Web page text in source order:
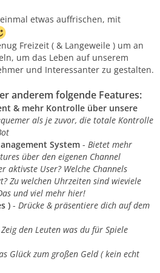
etwas auffrischen, mit
Freizeit ( & Langeweile ) um an
um das Leben auf unserem
und Interessanter zu gestalten.
anderem folgende Features:
& mehr Kontrolle über unsere
als je zuvor, die totale Kontrolle
System - Bietet mehr
über den eigenen Channel
aktivste User? Welche Channels
Zu welchen Uhrzeiten sind wieviele
und viel mehr hier!
) - Drücke & präsentiere dich auf dem
Zeig den Leuten was du für Spiele
Glück zum großen Geld ( kein echt